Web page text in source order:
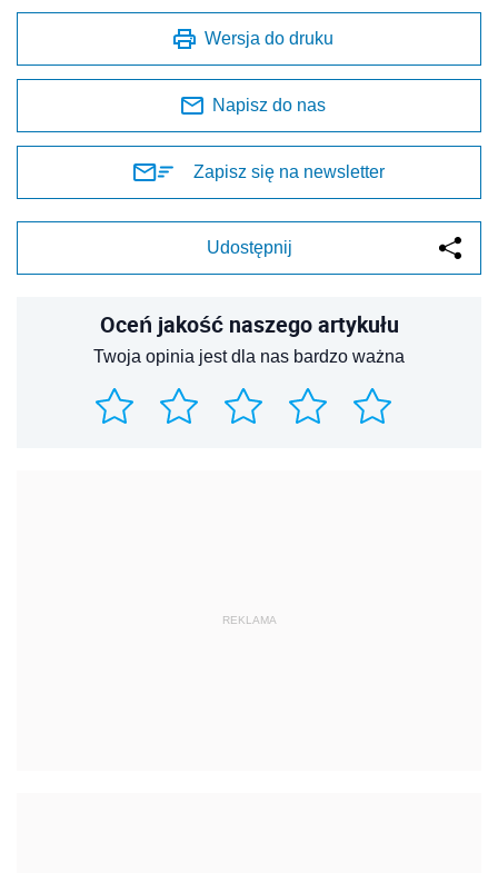
Wersja do druku
Napisz do nas
Zapisz się na newsletter
Udostępnij
Oceń jakość naszego artykułu
Twoja opinia jest dla nas bardzo ważna
REKLAMA